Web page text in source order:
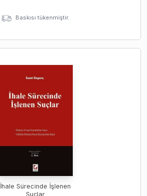
Baskısı tükenmiştir.
İhale Sürecinde İşlenen
Suçlar